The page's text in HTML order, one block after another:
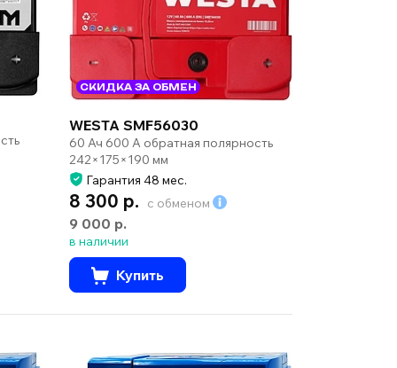
СКИДКА ЗА ОБМЕН
WESTA SMF56030
60 Ач 600 А обратная полярность
242×175×190 мм
Гарантия 48 мес.
8 300 р. с обменом
9 000 р.
в наличии
Купить